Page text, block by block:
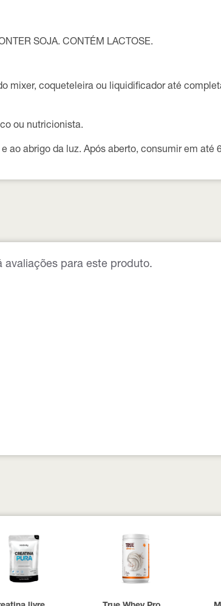
SOJA. CONTÉM LACTOSE.
mixer, coqueteleira ou liquidificador até
ou nutricionista.
ao abrigo da luz. Após aberto, consumir em até
avaliações para este produto.